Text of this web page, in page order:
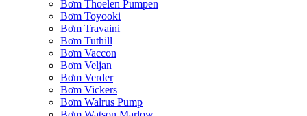
Bơm Thoelen Pumpen
Bơm Toyooki
Bơm Travaini
Bơm Tuthill
Bơm Vaccon
Bơm Veljan
Bơm Verder
Bơm Vickers
Bơm Walrus Pump